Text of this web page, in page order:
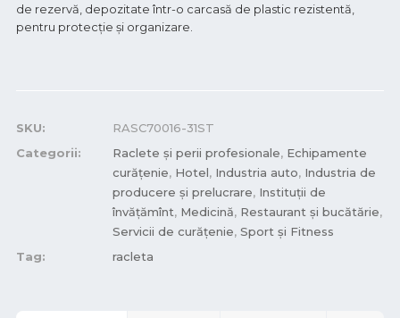
de rezervă, depozitate într-o carcasă de plastic rezistentă,
pentru protecție și organizare.
SKU:
RASC70016-31ST
Categorii:
Raclete și perii profesionale, Echipamente
curățenie, Hotel, Industria auto, Industria de
producere și prelucrare, Instituții de
învățămînt, Medicină, Restaurant și bucătărie,
Servicii de curățenie, Sport și Fitness
Tag:
racleta